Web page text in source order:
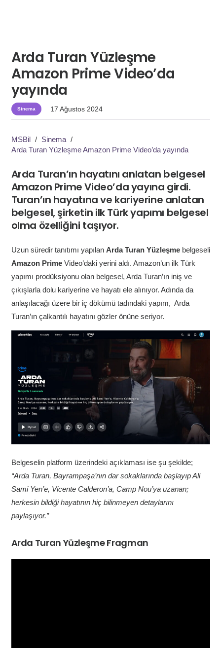
Arda Turan Yüzleşme
Amazon Prime Video’da
yayında
Sinema 17 Ağustos 2024
MSBil / Sinema /
Arda Turan Yüzleşme Amazon Prime Video’da yayında
Arda Turan’ın hayatını anlatan belgesel
Amazon Prime Video’da yayına girdi.
Turan’ın hayatına ve kariyerine anlatan
belgesel, şirketin ilk Türk yapımı belgesel
olma özelliğini taşıyor.
Uzun süredir tanıtımı yapılan Arda Turan Yüzleşmebelgeseli
Amazon PrimeVideo’daki yerini aldı. Amazon’un ilk Türk
yapımı prodüksiyonu olan belgesel, Arda Turan’ın iniş ve
çıkışlarla dolu kariyerine ve hayatı ele alınıyor. Adında da
anlaşılacağı üzere bir iç dökümü tadındaki yapım, Arda
Turan’ın çalkantılı hayatını gözler önüne seriyor.
Belgeselin platform üzerindeki açıklaması ise şu şekilde;
“Arda Turan, Bayrampaşa’nın dar sokaklarında başlayıp Ali
Sami Yen’e, Vicente Calderon’a, Camp Nou’ya uzanan;
herkesin bildiği hayatının hiç bilinmeyen detaylarını
paylaşıyor.”
Arda Turan Yüzleşme Fragman